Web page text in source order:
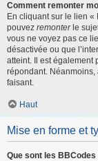
Comment remonter
En cliquant sur le lien
pouvez remonterle
vous ne voyez pas ce
désactivée ou que
atteint. Il est également
répondant. Néanmoins,
faisant.
Haut
Mise en forme et
Que sont les BBCodes